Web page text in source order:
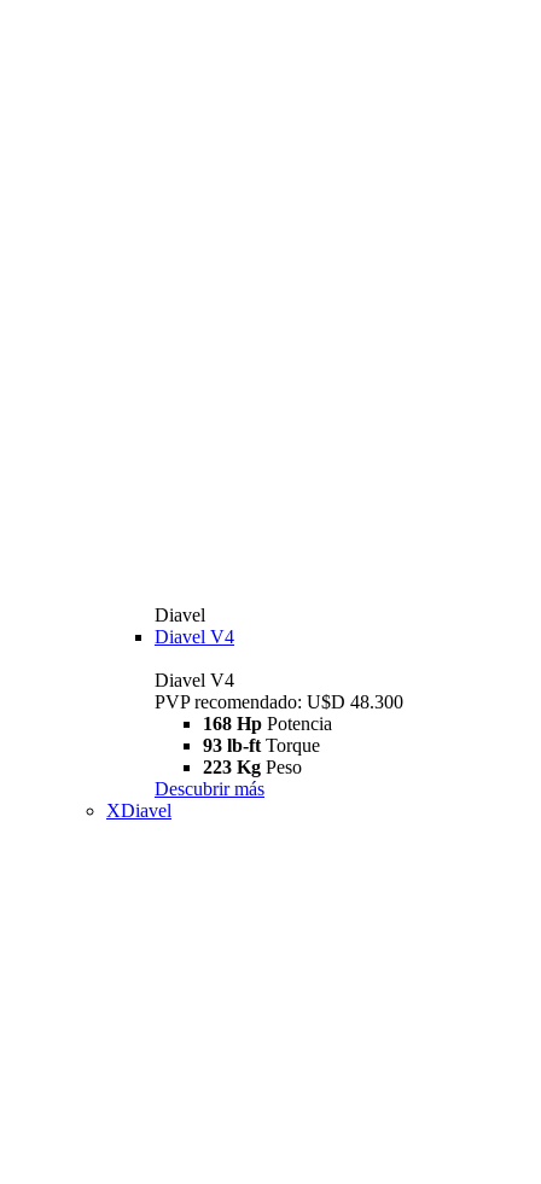
Diavel
Diavel V4
Diavel V4
PVP recomendado: U$D 48.300
168 Hp Potencia
93 lb-ft Torque
223 Kg Peso
Descubrir más
XDiavel